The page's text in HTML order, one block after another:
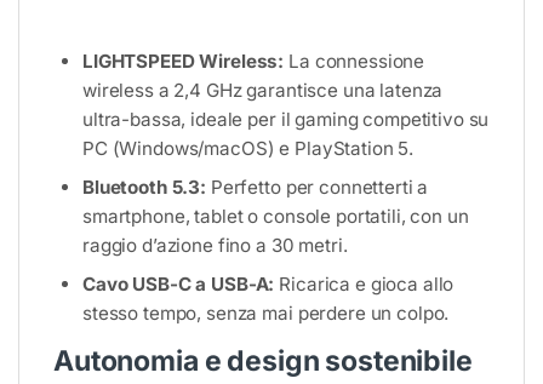
LIGHTSPEED Wireless: La connessione
wireless a 2,4 GHz garantisce una latenza
ultra-bassa, ideale per il gaming competitivo su
PC (Windows/macOS) e PlayStation 5.
Bluetooth 5.3: Perfetto per connetterti a
smartphone, tablet o console portatili, con un
raggio d’azione fino a 30 metri.
Cavo USB-C a USB-A: Ricarica e gioca allo
stesso tempo, senza mai perdere un colpo.
Autonomia e design sostenibile